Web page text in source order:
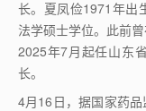
长。夏凤俭1971年出
法学硕士学位。此前
2025年7月起任山东
长。
4月16日，据国家药